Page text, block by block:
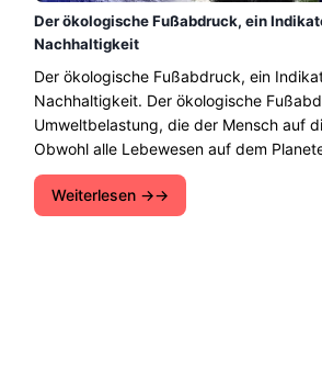
Der ökologische Fußabdruck, ein
Nachhaltigkeit
Der ökologische Fußabdruck, ein
Nachhaltigkeit. Der ökologische
Umweltbelastung, die der Mensch auf
Obwohl alle Lebewesen auf dem
Weiterlesen →